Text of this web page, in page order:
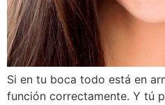
Si en tu boca todo está en
función correctamente. Y tú